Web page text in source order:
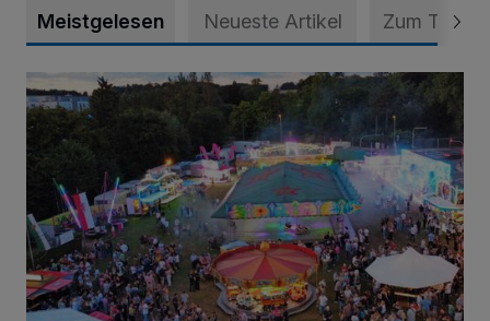
Meistgelesen Neueste Artikel Zum Thema
Vier Tage mit vollem Programm